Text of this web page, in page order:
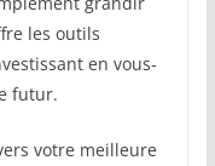
les outils
en vous-
futur.
votre meilleure